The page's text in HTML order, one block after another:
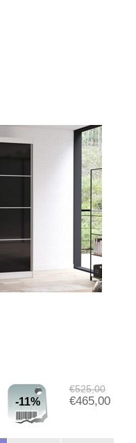
€525,00
€465,00
-11%